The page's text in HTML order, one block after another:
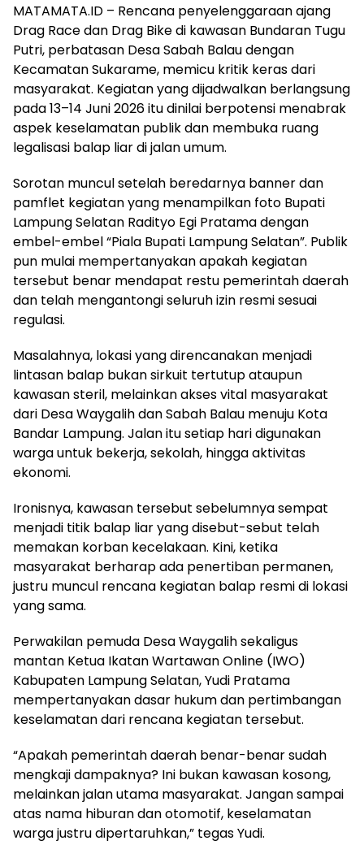
MATAMATA.ID – Rencana penyelenggaraan ajang
Drag Race dan Drag Bike di kawasan Bundaran Tugu
Putri, perbatasan Desa Sabah Balau dengan
Kecamatan Sukarame, memicu kritik keras dari
masyarakat. Kegiatan yang dijadwalkan berlangsung
pada 13–14 Juni 2026 itu dinilai berpotensi menabrak
aspek keselamatan publik dan membuka ruang
legalisasi balap liar di jalan umum.
Sorotan muncul setelah beredarnya banner dan
pamflet kegiatan yang menampilkan foto Bupati
Lampung Selatan Radityo Egi Pratama dengan
embel-embel “Piala Bupati Lampung Selatan”. Publik
pun mulai mempertanyakan apakah kegiatan
tersebut benar mendapat restu pemerintah daerah
dan telah mengantongi seluruh izin resmi sesuai
regulasi.
Masalahnya, lokasi yang direncanakan menjadi
lintasan balap bukan sirkuit tertutup ataupun
kawasan steril, melainkan akses vital masyarakat
dari Desa Waygalih dan Sabah Balau menuju Kota
Bandar Lampung. Jalan itu setiap hari digunakan
warga untuk bekerja, sekolah, hingga aktivitas
ekonomi.
Ironisnya, kawasan tersebut sebelumnya sempat
menjadi titik balap liar yang disebut-sebut telah
memakan korban kecelakaan. Kini, ketika
masyarakat berharap ada penertiban permanen,
justru muncul rencana kegiatan balap resmi di lokasi
yang sama.
Perwakilan pemuda Desa Waygalih sekaligus
mantan Ketua Ikatan Wartawan Online (IWO)
Kabupaten Lampung Selatan, Yudi Pratama
mempertanyakan dasar hukum dan pertimbangan
keselamatan dari rencana kegiatan tersebut.
“Apakah pemerintah daerah benar-benar sudah
mengkaji dampaknya? Ini bukan kawasan kosong,
melainkan jalan utama masyarakat. Jangan sampai
atas nama hiburan dan otomotif, keselamatan
warga justru dipertaruhkan,” tegas Yudi.